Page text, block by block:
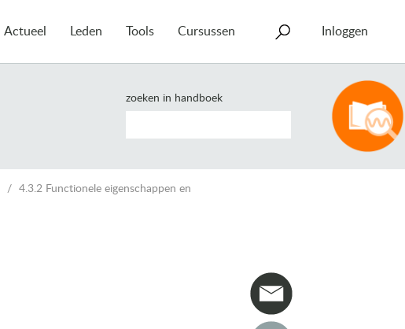
Actueel Leden Tools Cursussen Inloggen
zoeken in handboek
4.3.2 Functionele eigenschappen en